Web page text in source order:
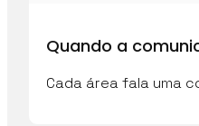
Quando a
Cada área fala uma